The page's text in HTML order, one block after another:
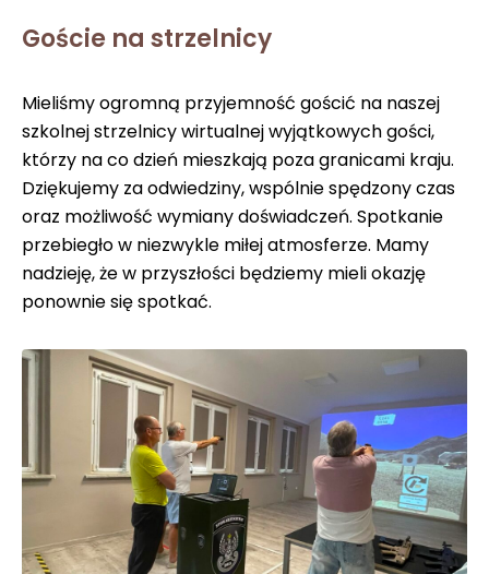
Goście na strzelnicy
Mieliśmy ogromną przyjemność gościć na naszej
szkolnej strzelnicy wirtualnej wyjątkowych gości,
którzy na co dzień mieszkają poza granicami kraju.
Dziękujemy za odwiedziny, wspólnie spędzony czas
oraz możliwość wymiany doświadczeń. Spotkanie
przebiegło w niezwykle miłej atmosferze. Mamy
nadzieję, że w przyszłości będziemy mieli okazję
ponownie się spotkać.